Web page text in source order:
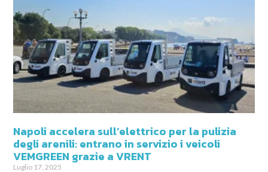
Napoli accelera sull’elettrico per la pulizia
degli arenili: entrano in servizio i veicoli
VEMGREEN grazie a VRENT
Luglio 17, 2025